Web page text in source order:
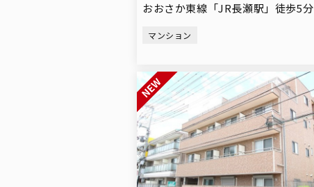
おおさか東線「JR長瀬駅」徒歩5分
マンション